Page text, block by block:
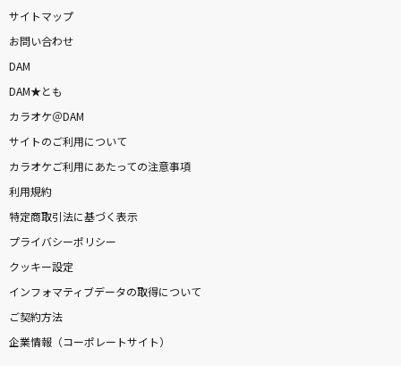
サイトマップ
お問い合わせ
DAM
DAM★とも
カラオケ＠DAM
サイトのご利用について
カラオケご利用にあたっての注意事項
利用規約
特定商取引法に基づく表示
プライバシーポリシー
クッキー設定
インフォマティブデータの取得について
ご契約方法
企業情報（コーポレートサイト）